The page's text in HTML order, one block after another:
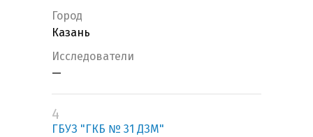
Город
Казань
Исследователи
—
4
ГБУЗ "ГКБ № 31 ДЗМ"